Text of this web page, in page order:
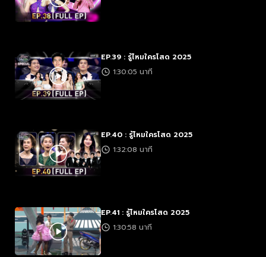
EP.39 : รู้ไหมใครโสด 2025
1:30:05 นาที
EP.40 : รู้ไหมใครโสด 2025
1:32:08 นาที
EP.41 : รู้ไหมใครโสด 2025
1:30:58 นาที